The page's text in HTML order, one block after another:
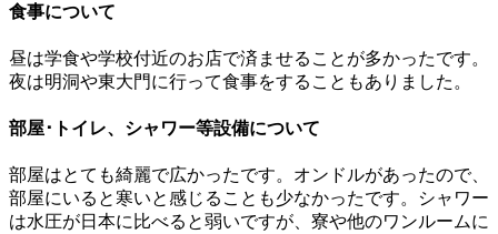
食事について
昼は学食や学校付近のお店で済ませることが多かったです。
夜は明洞や東大門に行って食事をすることもありました。
部屋･トイレ、シャワー等設備について
部屋はとても綺麗で広かったです。オンドルがあったので、
部屋にいると寒いと感じることも少なかったです。シャワー
は水圧が日本に比べると弱いですが、寮や他のワンルームに